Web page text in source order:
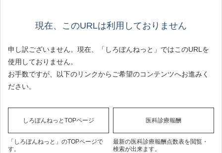
現在、このURLは利用しておりません
申し訳ございません。現在、「しろぼんねっと」ではこのURLを
使用しておりません。
お手数ですが、以下のリンクからご希望のコンテンツへお進みく
ださい。
しろぼんねっとTOPページ
「しろぼんねっと」のTOPページで
す。
医科診療報酬
最新の医科診療報酬点数表を閲覧・
検索が出来ます。